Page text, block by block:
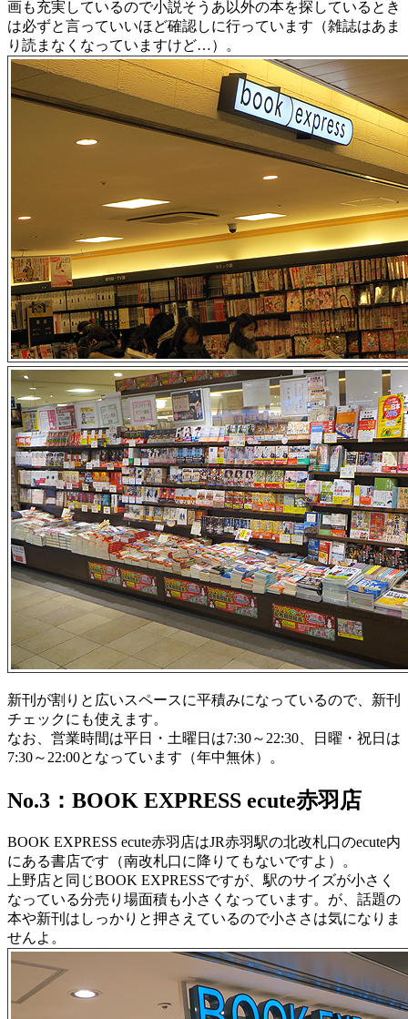
画も充実しているので小説そうあ以外の本を探しているとき
は必ずと言っていいほど確認しに行っています（雑誌はあま
り読まなくなっていますけど…）。
新刊が割りと広いスペースに平積みになっているので、新刊
チェックにも使えます。
なお、営業時間は平日・土曜日は7:30～22:30、日曜・祝日は
7:30～22:00となっています（年中無休）。
No.3：BOOK EXPRESS ecute赤羽店
BOOK EXPRESS ecute赤羽店はJR赤羽駅の北改札口のecute内
にある書店です（南改札口に降りてもないですよ）。
上野店と同じBOOK EXPRESSですが、駅のサイズが小さく
なっている分売り場面積も小さくなっています。が、話題の
本や新刊はしっかりと押さえているので小ささは気になりま
せんよ。